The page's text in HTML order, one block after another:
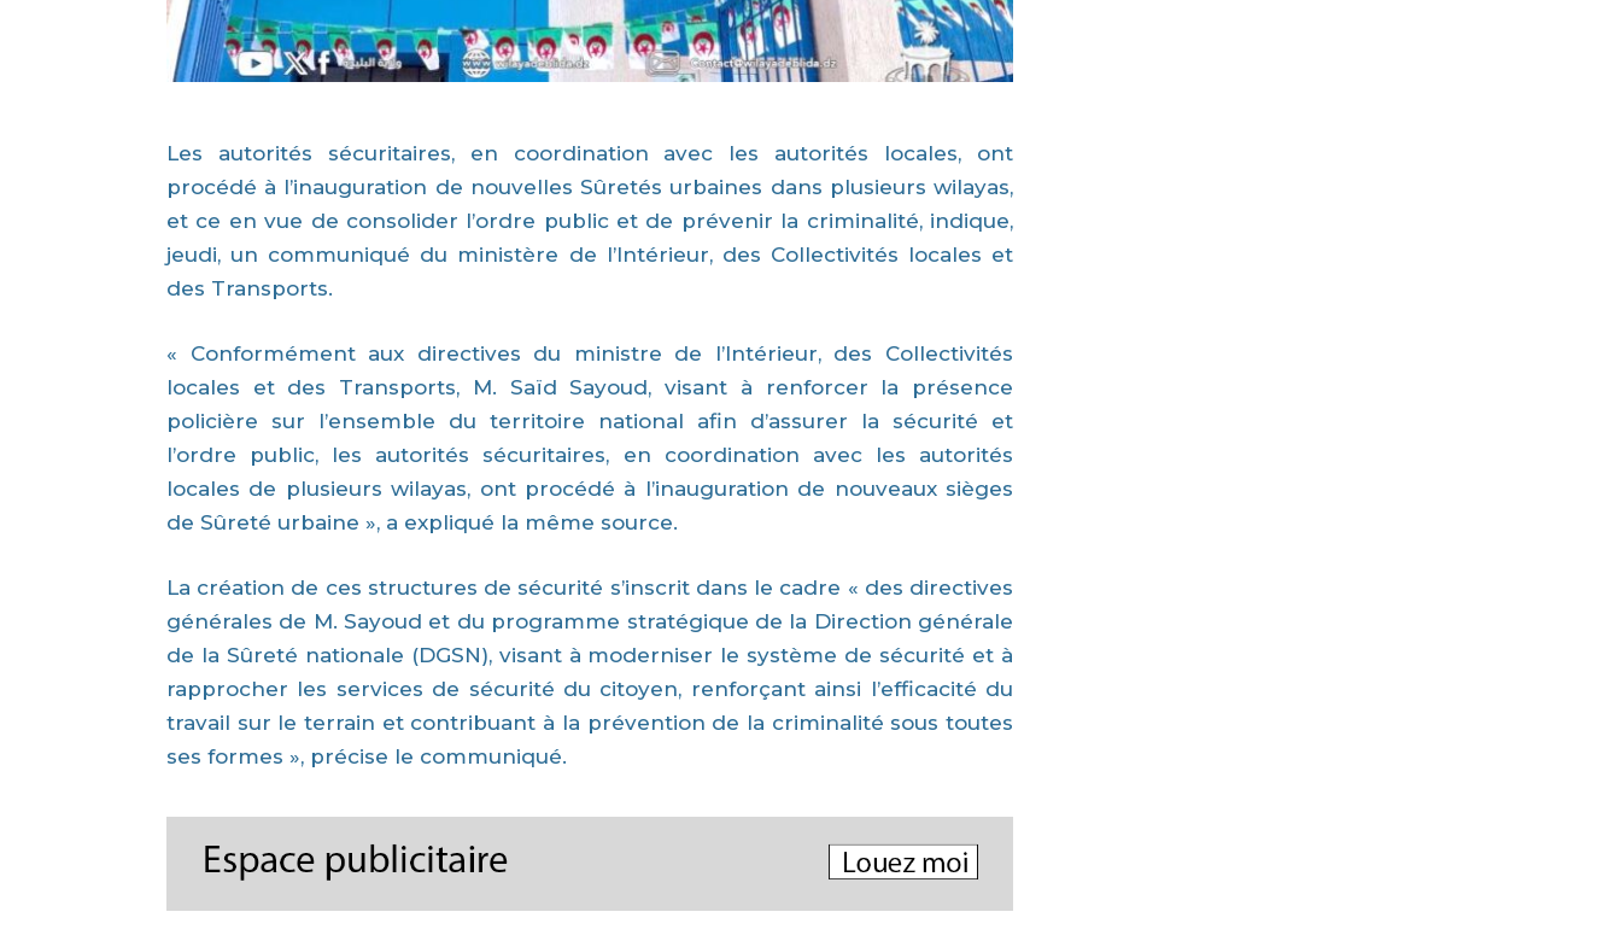
Les autorités sécuritaires, en coordination avec les autorités locales, ont
procédé à l’inauguration de nouvelles Sûretés urbaines dans plusieurs wilayas,
et ce en vue de consolider l’ordre public et de prévenir la criminalité, indique,
jeudi, un communiqué du ministère de l’Intérieur, des Collectivités locales et
des Transports.
« Conformément aux directives du ministre de l’Intérieur, des Collectivités
locales et des Transports, M. Saïd Sayoud, visant à renforcer la présence
policière sur l’ensemble du territoire national afin d’assurer la sécurité et
l’ordre public, les autorités sécuritaires, en coordination avec les autorités
locales de plusieurs wilayas, ont procédé à l’inauguration de nouveaux sièges
de Sûreté urbaine », a expliqué la même source.
La création de ces structures de sécurité s’inscrit dans le cadre « des directives
générales de M. Sayoud et du programme stratégique de la Direction générale
de la Sûreté nationale (DGSN), visant à moderniser le système de sécurité et à
rapprocher les services de sécurité du citoyen, renforçant ainsi l’efficacité du
travail sur le terrain et contribuant à la prévention de la criminalité sous toutes
ses formes », précise le communiqué.